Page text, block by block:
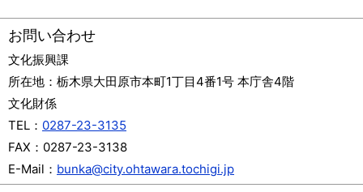
お問い合わせ
文化振興課
所在地： 栃木県大田原市本町1丁目4番1号 本庁舎4階
文化財係
TEL： 0287-23-3135
FAX： 0287-23-3138
E-Mail： bunka@city.ohtawara.tochigi.jp